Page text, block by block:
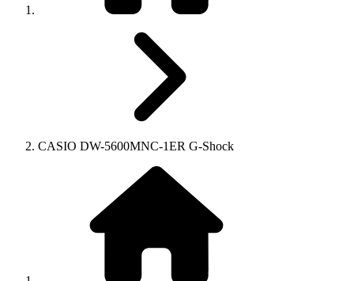
CASIO DW-5600MNC-1ER G-Shock